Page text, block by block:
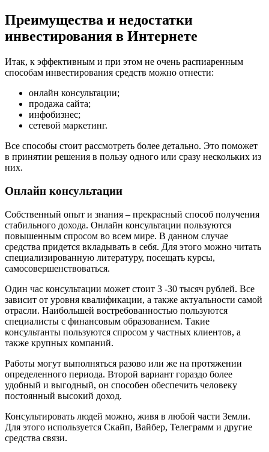
Преимущества и недостатки
инвестирования в Интернете
Итак, к эффективным и при этом не очень распиаренным
способам инвестирования средств можно отнести:
онлайн консультации;
продажа сайта;
инфобизнес;
сетевой маркетинг.
Все способы стоит рассмотреть более детально. Это поможет
в принятии решения в пользу одного или сразу нескольких из
них.
Онлайн консультации
Собственный опыт и знания – прекрасный способ получения
стабильного дохода. Онлайн консультации пользуются
повышенным спросом во всем мире. В данном случае
средства придется вкладывать в себя. Для этого можно читать
специализированную литературу, посещать курсы,
самосовершенствоваться.
Один час консультации может стоит 3 -30 тысяч рублей. Все
зависит от уровня квалификации, а также актуальности самой
отрасли. Наибольшей востребованностью пользуются
специалисты с финансовым образованием. Такие
консультанты пользуются спросом у частных клиентов, а
также крупных компаний.
Работы могут выполняться разово или же на протяжении
определенного периода. Второй вариант гораздо более
удобный и выгодный, он способен обеспечить человеку
постоянный высокий доход.
Консультировать людей можно, живя в любой части Земли.
Для этого используется Скайп, Вайбер, Телеграмм и другие
средства связи.